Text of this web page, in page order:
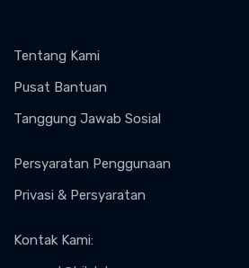
Tentang Kami
Pusat Bantuan
Tanggung Jawab Sosial
Persyaratan Penggunaan
Privasi & Persyaratan
Kontak Kami: